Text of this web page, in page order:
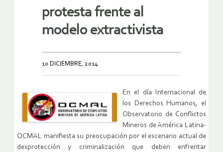
protesta frente al
modelo extractivista
10 DICIEMBRE, 2014
En el día Internacional de
los Derechos Humanos, el
Observatorio de Conflictos
Mineros de América Latina-
OCMAL manifiesta su preocupación por el escenario actual de
desprotección y criminalización que deben enfrentar